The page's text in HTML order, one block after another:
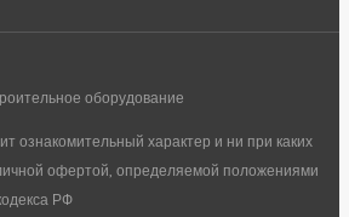
оборудование
ознакомительный характер и ни при каких
офертой, определяемой положениями
РФ